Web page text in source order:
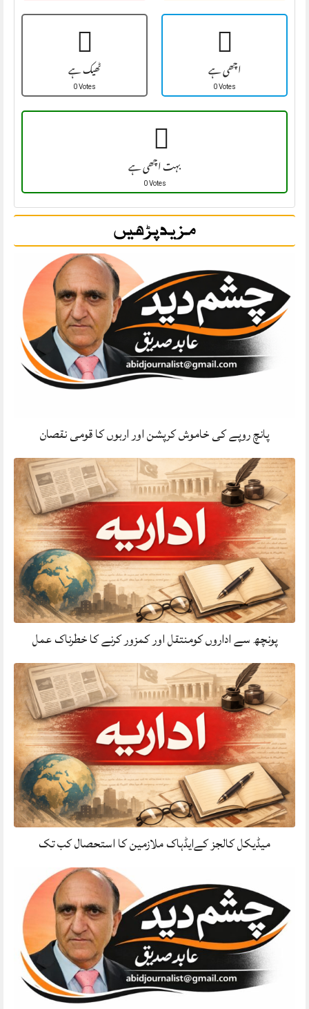
ٹھیک ہے
0 Votes اچھی ہے
0 Votes
بہت اچھی ہے
0 Votes
مزید پڑھیں
پانچ روپے کی خاموش کرپشن اور اربوں کا قومی نقصان
پونچھ سے اداروں کومنتقل اور کمزور کرنے کا خطرناک عمل
میڈیکل کالجز کےایڈہاک ملازمین کا استحصال کب تک